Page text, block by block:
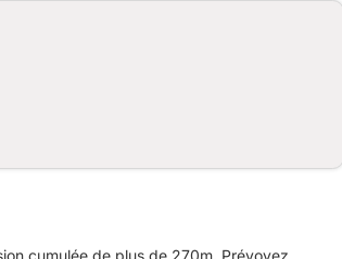
cumulée de plus de 270m. Prévoyez